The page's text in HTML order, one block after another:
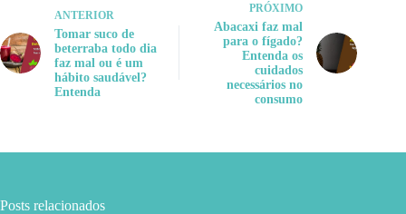
ANTERIOR
Tomar suco de
beterraba todo dia
faz mal ou é um
hábito saudável?
Entenda
PRÓXIMO
Abacaxi faz mal
para o fígado?
Entenda os
cuidados
necessários no
consumo
Posts relacionados